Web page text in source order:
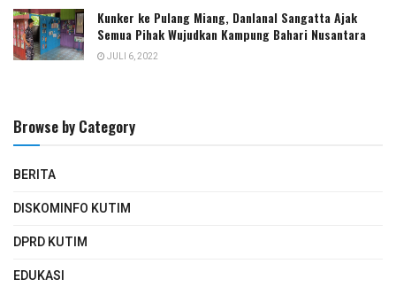
Kunker ke Pulang Miang, Danlanal Sangatta Ajak
Semua Pihak Wujudkan Kampung Bahari Nusantara
JULI 6, 2022
Browse by Category
BERITA
DISKOMINFO KUTIM
DPRD KUTIM
EDUKASI